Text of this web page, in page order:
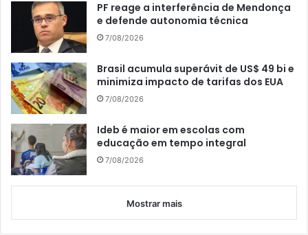
PF reage a interferência de Mendonça
e defende autonomia técnica
7/08/2026
Brasil acumula superávit de US$ 49 bi e
minimiza impacto de tarifas dos EUA
7/08/2026
Ideb é maior em escolas com
educação em tempo integral
7/08/2026
Mostrar mais